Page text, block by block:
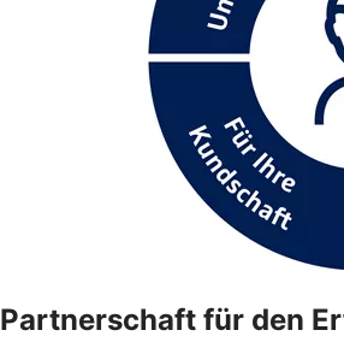
Partnerschaft für den